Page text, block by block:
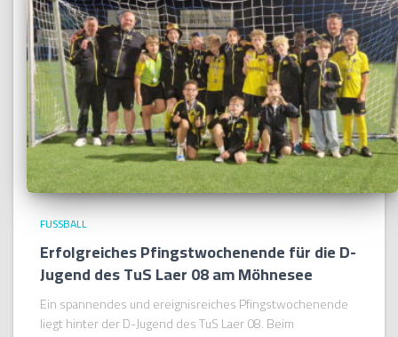
FUSSBALL
Erfolgreiches Pfingstwochenende für die D-
Jugend des TuS Laer 08 am Möhnesee
Ein spannendes und ereignisreiches Pfingstwochenende
liegt hinter der D-Jugend des TuS Laer 08. Beim